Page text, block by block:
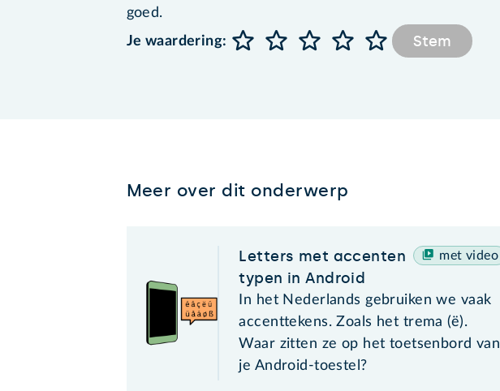
goed.
Je waardering:
Stem
Meer over dit onderwerp
met video
Letters met accenten
typen in Android
In het Nederlands gebruiken we vaak
accenttekens. Zoals het trema (ë).
Waar zitten ze op het toetsenbord van
je Android-toestel?